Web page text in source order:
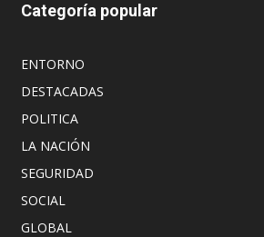
Categoría popular
ENTORNO
DESTACADAS
POLITICA
LA NACIÓN
SEGURIDAD
SOCIAL
GLOBAL